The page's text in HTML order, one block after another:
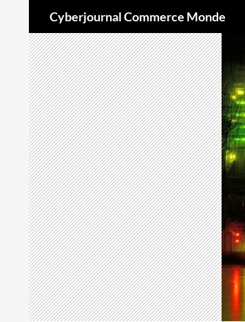
contenu
Cyberjournal Commerce Monde